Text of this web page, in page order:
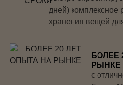
дней) комплексное
хранения вещей
БОЛЕЕ
РЫНКЕ
с